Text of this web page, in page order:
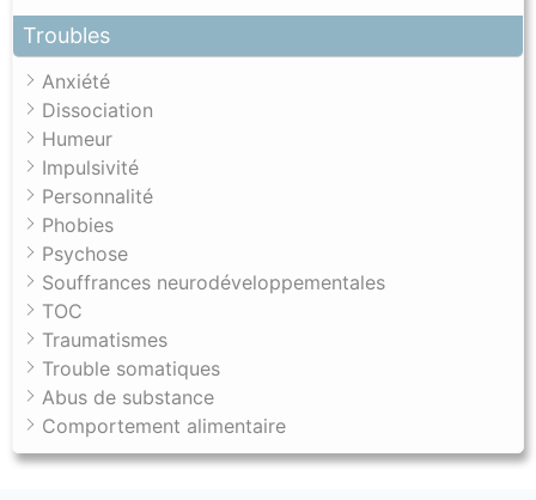
Troubles
Anxiété
Dissociation
Humeur
Impulsivité
Personnalité
Phobies
Psychose
Souffrances neurodéveloppementales
TOC
Traumatismes
Trouble somatiques
Abus de substance
Comportement alimentaire